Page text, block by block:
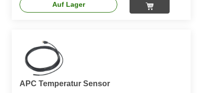
Auf Lager
APC Temperatur Sensor